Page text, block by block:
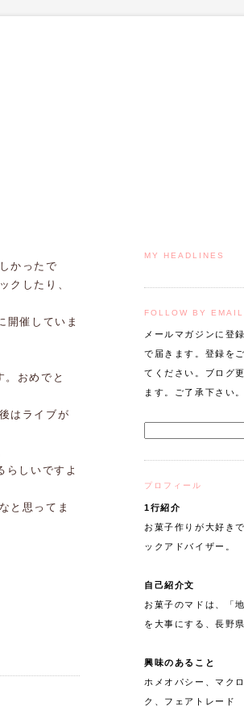
MY HEADLINES
FOLLOW BY EMAIL
メールマガジンに登
で届きます。登録を
てください。ブログ
ます。ご了承下さい
プロフィール
1行紹介
お菓子作りが大好き
ックアドバイザー。
自己紹介文
お菓子のマドは、「
を大事にする、長野
興味のあること
ホメオパシー、マク
ク、フェアトレード
かったで
クしたり、
開催していま
おめでと
はライブが
らしいですよ
と思ってま